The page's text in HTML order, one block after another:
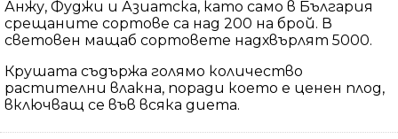
Анжу, Фуджи и Азиатска, като само в България
срещаните сортове са над 200 на брой. В
световен мащаб сортовете надхвърлят 5000.
Крушата съдържа голямо количество
растителни влакна, поради което е ценен плод,
включващ се във всяка диета.